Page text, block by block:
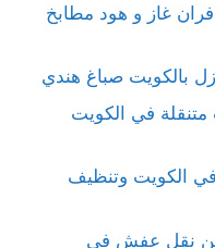
غاز و هود مطابخ
بالكويت صباغ هندي
في الكويت
الكويت وتنظيف
نقل عفش في